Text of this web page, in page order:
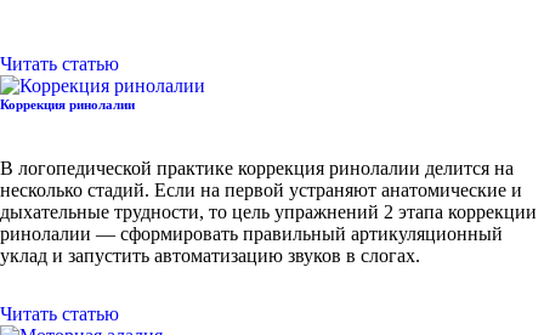
Читать статью
Коррекция ринолалии
В логопедической практике коррекция ринолалии делится на
несколько стадий. Если на первой устраняют анатомические и
дыхательные трудности, то цель упражнений 2 этапа коррекции
ринолалии — сформировать правильный артикуляционный
уклад и запустить автоматизацию звуков в слогах.
Читать статью